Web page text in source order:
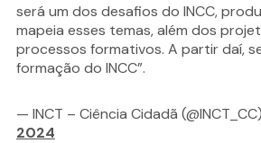
será um dos desafios do INCC,
mapeia esses temas, além dos
processos formativos. A partir daí,
formação do INCC”.
— INCT – Ciência Cidadã (@INCT_CC)
2024